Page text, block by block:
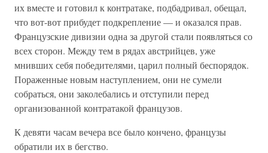
их вместе и готовил к контратаке, подбадривал, обещал,
что вот-вот прибудет подкрепление — и оказался прав.
Французские дивизии одна за другой стали появляться со
всех сторон. Между тем в рядах австрийцев, уже
мнивших себя победителями, царил полный беспорядок.
Пораженные новым наступлением, они не сумели
собраться, они заколебались и отступили перед
организованной контратакой французов.
К девяти часам вечера все было кончено, французы
обратили их в бегство.